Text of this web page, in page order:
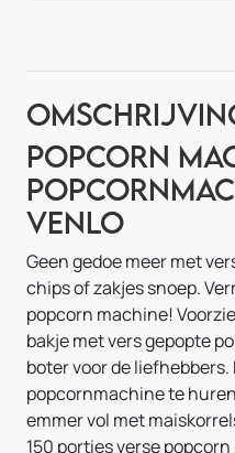
Popcorn
Venlo
Geen gedoe meer met
chips of zakjes snoep.
popcorn machine!
bakje met vers gepopte
boter voor de liefhebbers.
popcornmachine te
emmer vol met
150 porties verse